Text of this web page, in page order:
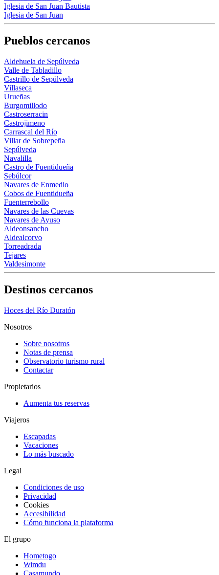
Iglesia de San Juan Bautista
Iglesia de San Juan
Pueblos cercanos
Aldehuela de Sepúlveda
Valle de Tabladillo
Castrillo de Sepúlveda
Villaseca
Urueñas
Burgomillodo
Castroserracin
Castrojimeno
Carrascal del Río
Villar de Sobrepeña
Sepúlveda
Navalilla
Castro de Fuentidueña
Sebúlcor
Navares de Enmedio
Cobos de Fuentidueña
Fuenterrebollo
Navares de las Cuevas
Navares de Ayuso
Aldeonsancho
Aldealcorvo
Torreadrada
Tejares
Valdesimonte
Destinos cercanos
Hoces del Río Duratón
Nosotros
Sobre nosotros
Notas de prensa
Observatorio turismo rural
Contactar
Propietarios
Aumenta tus reservas
Viajeros
Escapadas
Vacaciones
Lo más buscado
Legal
Condiciones de uso
Privacidad
Cookies
Accesibilidad
Cómo funciona la plataforma
El grupo
Hometogo
Wimdu
Casamundo